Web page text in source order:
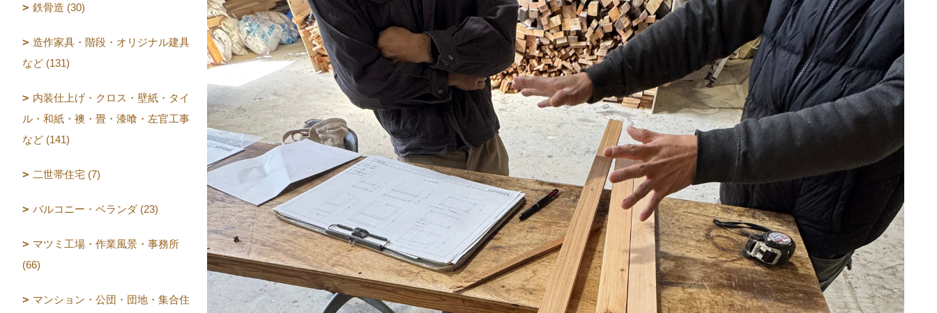
鉄骨造 (30)
造作家具・階段・オリジナル建具
など (131)
内装仕上げ・クロス・壁紙・タイ
ル・和紙・襖・畳・漆喰・左官工事
など (141)
二世帯住宅 (7)
バルコニー・ベランダ (23)
マツミ工場・作業風景・事務所
(66)
マンション・公団・団地・集合住